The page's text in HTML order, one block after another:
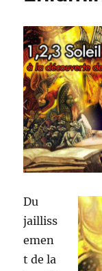
Du
jailliss
emen
t de la